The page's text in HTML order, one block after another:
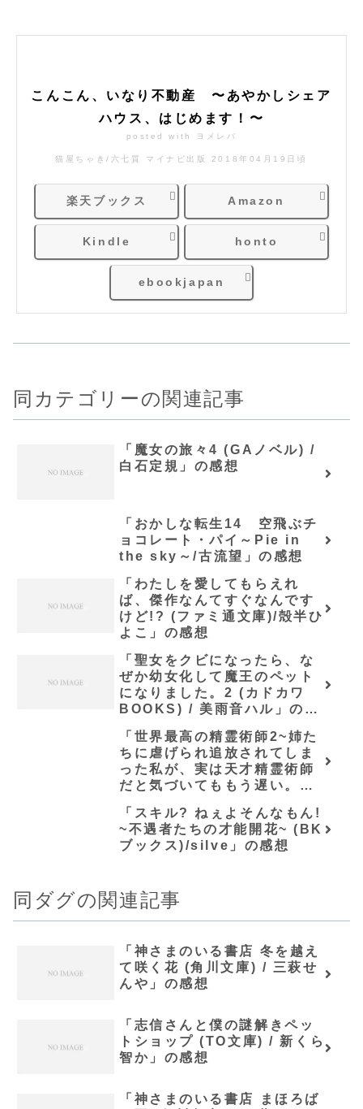
こんこん、いなり不動産 〜あやかしシェア
ハウス、はじめます！〜
posted with ヨメレバ
猫屋ちゃき/六七質 マイナビ出版 2018年04月19日頃
楽天ブックス Amazon
Kindle honto
ebookjapan
同カテゴリーの関連記事
「魔女の旅々4 (GAノベル) /
白石定規」の感想
「おかしな転生14 空飛ぶチ
ョコレート・パイ～Pie in
the sky～/古流望」の感想
「わたしを愛してもらえれ
ば、傑作なんてすぐなんです
けど!? (ファミ通文庫)/殻半ひ
よこ」の感想
「聖女をクビになったら、な
ぜか幼女化して魔王のペット
になりました。2 (カドカワ
BOOKS) / 美雨音ハル」の感
「世界最高の精霊術師2~姉た
ちに虐げられ追放されてしま
った私が、実は天才精霊術師
だと気づいてももう遅い。私
きます / 木嶋隆太」の感想
「スキル? ねぇよそんなもん!
~不遇者たちの才能開花~ (BK
ブックス)/silve」の感想
同ダグの関連記事
「神さまのいる書店 冬を越え
て咲く花 (角川文庫) / 三萩せ
んや」の感想
「志信さんと僕の謎解きペッ
トショップ (TO文庫) / 新くら
智か」の感想
「神さまのいる書店 まほろば